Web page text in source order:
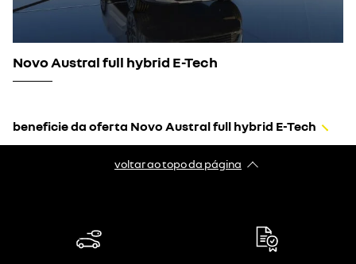
Novo Austral full hybrid E-Tech
beneficie da oferta Novo Austral full hybrid E-Tech
voltar ao topo da página